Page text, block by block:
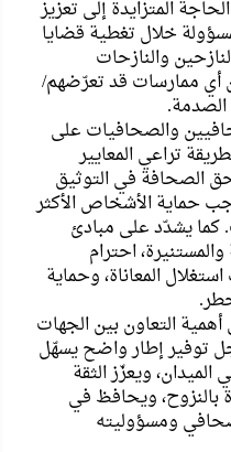
المتزايدة إلى تعزيز
خلال تغطية قضايا
والنازحات
ممارسات قد تعرّضهم/
الصدمة.
والصحافيات على
تراعي المعايير
حق الصحافة في التوثيق
حماية الأشخاص الأكثر
كما يشدّد على مبادئ
احترام
المعاناة، وحماية
التعاون بين الجهات
توفير إطار واضح يسهّل
ويعزّز الثقة
بالنزوح، ويحافظ في
ومسؤوليته